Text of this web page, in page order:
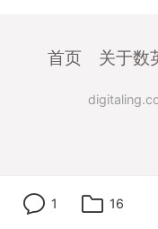
1 16
首页 关于数